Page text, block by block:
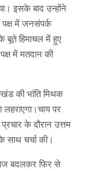
इसके बाद उन्होंने
पक्ष में जनसंपर्क
बूते हिमाचल में हुए
में मतदान की
की भांति मिथक
पर
के दौरान उत्तम
साथ चर्चा की।
बदलकर फिर से